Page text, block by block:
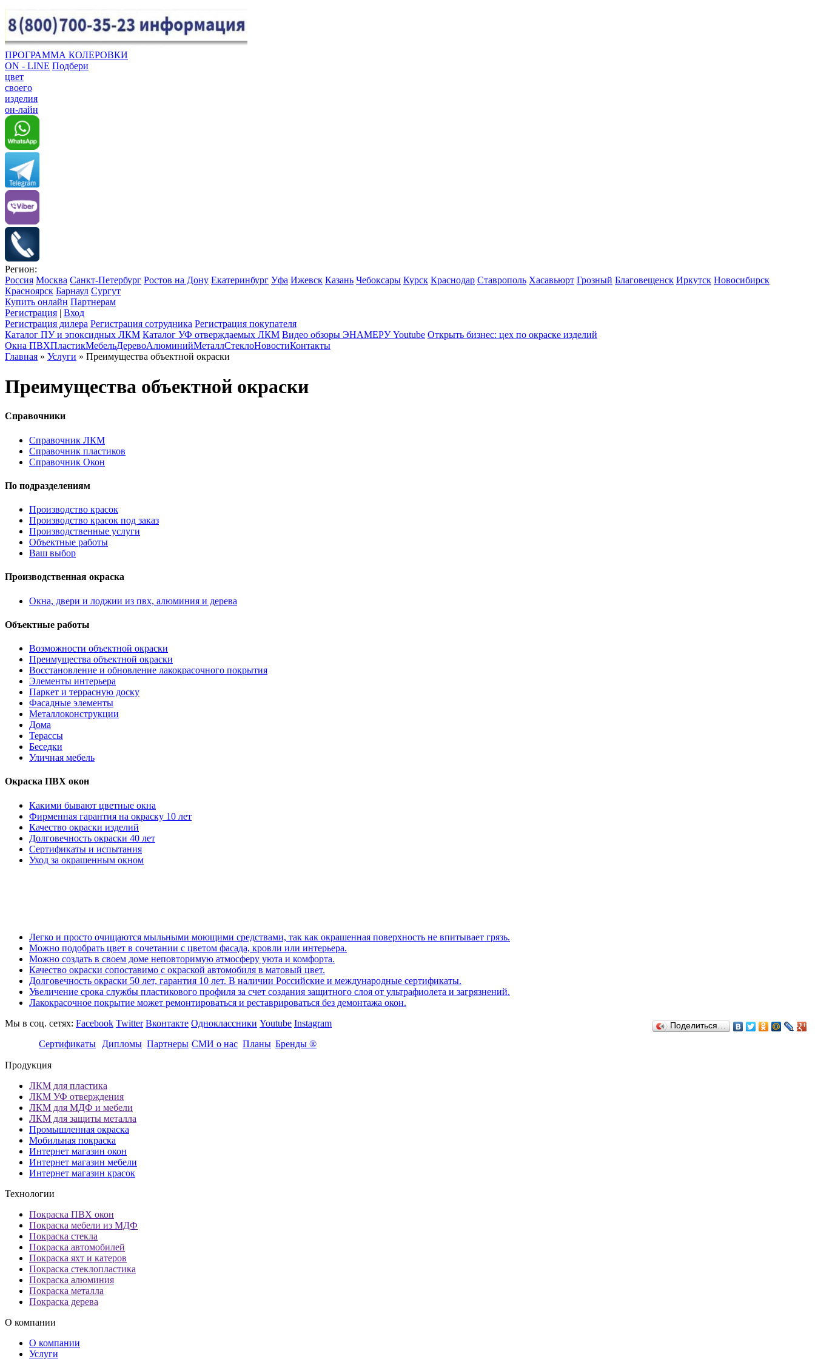
ПРОГРАММА КОЛЕРОВКИ
ON - LINE Подбери
цвет
своего
изделия
он-лайн
Регион:
Россия Москва Санкт-Петербург Ростов на Дону Екатеринбург Уфа Ижевск Казань Чебоксары Курск Краснодар Ставрополь Хасавьюрт Грозный Благовещенск Иркутск Новосибирск
Красноярск Барнаул Сургут
Купить онлайн Партнерам
Регистрация | Вход
Регистрация дилера Регистрация сотрудника Регистрация покупателя
Каталог ПУ и эпоксидных ЛКМ Каталог УФ отверждаемых ЛКМ Видео обзоры ЭНАМЕРУ Youtube Открыть бизнес: цех по окраске изделий
Окна ПВХПластикМебельДеревоАлюминийМеталлСтеклоНовостиКонтакты
Главная » Услуги » Преимущества объектной окраски
Преимущества объектной окраски
Справочники
Справочник ЛКМ
Справочник пластиков
Справочник Окон
По подразделениям
Производство красок
Производство красок под заказ
Производственные услуги
Объектные работы
Ваш выбор
Производственная окраска
Окна, двери и лоджии из пвх, алюминия и дерева
Объектные работы
Возможности объектной окраски
Преимущества объектной окраски
Восстановление и обновление лакокрасочного покрытия
Элементы интерьера
Паркет и террасную доску
Фасадные элементы
Металлоконструкции
Дома
Терассы
Беседки
Уличная мебель
Окраска ПВХ окон
Какими бывают цветные окна
Фирменная гарантия на окраску 10 лет
Качество окраски изделий
Долговечность окраски 40 лет
Сертификаты и испытания
Уход за окрашенным окном
Легко и просто очищаются мыльными моющими средствами, так как окрашенная поверхность не впитывает грязь.
Можно подобрать цвет в сочетании с цветом фасада, кровли или интерьера.
Можно создать в своем доме неповторимую атмосферу уюта и комфорта.
Качество окраски сопоставимо с окраской автомобиля в матовый цвет.
Долговечность окраски 50 лет, гарантия 10 лет. В наличии Российские и международные сертификаты.
Увеличение срока службы пластикового профиля за счет создания защитного слоя от ультрафиолета и загрязнений.
Лакокрасочное покрытие может ремонтироваться и реставрироваться без демонтажа окон.
Поделиться…
Мы в соц. сетях: Facebook Twitter Вконтакте Одноклассники Youtube Instagram
Сертификаты
Дипломы Партнеры СМИ о нас Планы Бренды ®
Продукция
ЛКМ для пластика
ЛКМ УФ отверждения
ЛКМ для МДФ и мебели
ЛКМ для защиты металла
Промышленная окраска
Мобильная покраска
Интернет магазин окон
Интернет магазин мебели
Интернет магазин красок
Технологии
Покраска ПВХ окон
Покраска мебели из МДФ
Покраска стекла
Покраска автомобилей
Покраска яхт и катеров
Покраска стеклопластика
Покраска алюминия
Покраска металла
Покраска дерева
О компании
О компании
Услуги